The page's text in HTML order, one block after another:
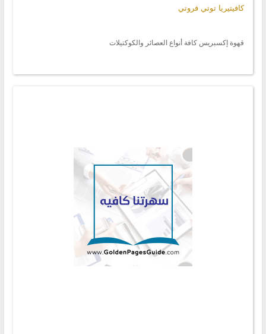
كافيتيريا توتي فروتي
قهوة إكسبريس كافة أنواع العصائر والكوكتيلات